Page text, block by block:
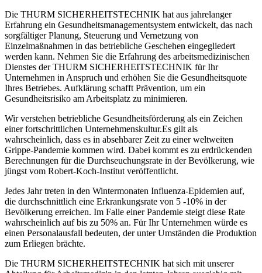
Die THURM SICHERHEITSTECHNIK hat aus jahrelanger
Erfahrung ein Gesundheitsmanagementsystem entwickelt, das nach
sorgfältiger Planung, Steuerung und Vernetzung von
Einzelmaßnahmen in das betriebliche Geschehen eingegliedert
werden kann. Nehmen Sie die Erfahrung des arbeitsmedizinischen
Dienstes der THURM SICHERHEITSTECHNIK für Ihr
Unternehmen in Anspruch und erhöhen Sie die Gesundheitsquote
Ihres Betriebes. Aufklärung schafft Prävention, um ein
Gesundheitsrisiko am Arbeitsplatz zu minimieren.
Wir verstehen betriebliche Gesundheitsförderung als ein Zeichen
einer fortschrittlichen Unternehmenskultur.Es gilt als
wahrscheinlich, dass es in absehbarer Zeit zu einer weltweiten
Grippe-Pandemie kommen wird. Dabei kommt es zu erdrückenden
Berechnungen für die Durchseuchungsrate in der Bevölkerung, wie
jüngst vom Robert-Koch-Institut veröffentlicht.
Jedes Jahr treten in den Wintermonaten Influenza-Epidemien auf,
die durchschnittlich eine Erkrankungsrate von 5 -10% in der
Bevölkerung erreichen. Im Falle einer Pandemie steigt diese Rate
wahrscheinlich auf bis zu 50% an. Für Ihr Unternehmen würde es
einen Personalausfall bedeuten, der unter Umständen die Produktion
zum Erliegen brächte.
Die THURM SICHERHEITSTECHNIK hat sich mit unserer